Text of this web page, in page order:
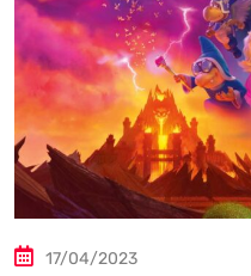
17/04/2023